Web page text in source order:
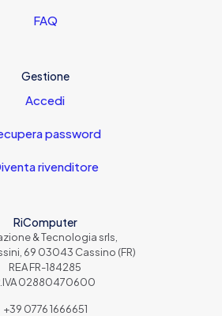
FAQ
Gestione
Accedi
password
rivenditore
RiComputer
& Tecnologia srls,
69 03043 Cassino (FR)
REA FR-184285
02880470600
+39 0776 1666651